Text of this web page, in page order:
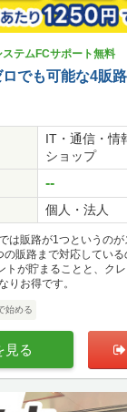
テムFCサポート無料
ロでも可能な4販
IT・通信・情
ショップ
--
個人・法人
は販路が1つというの
の販路まで対応してい
トが貯まることと、ク
りお得です。
始める
見る